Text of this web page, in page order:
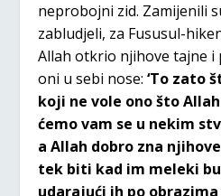
neprobojni zid. Zamijenili
zabludjeli, za Fususul-
Allah otkrio njihove tajne i
oni u sebi nose:‘To zato
koji ne vole ono što
ćemo vam se u nekim
a Allah dobro zna
tek biti kad im meleki
udarajući ih po